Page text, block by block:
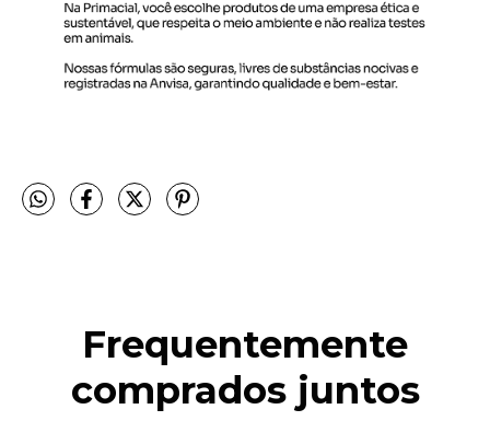
Frequentemente
comprados juntos